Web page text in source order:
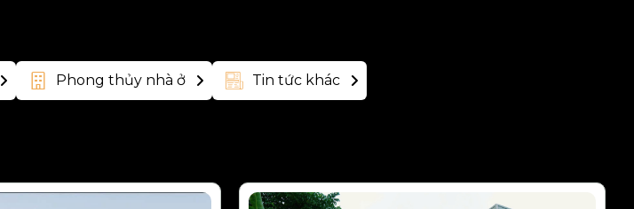
Phong thủy nhà ở Tin tức khác